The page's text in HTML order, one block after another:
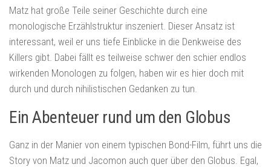
Matz hat große Teile seiner Geschichte durch eine
monologische Erzählstruktur inszeniert. Dieser Ansatz ist
interessant, weil er uns tiefe Einblicke in die Denkweise des
Killers gibt. Dabei fällt es teilweise schwer den schier endlos
wirkenden Monologen zu folgen, haben wir es hier doch mit
durch und durch nihilistischen Gedanken zu tun.
Ein Abenteuer rund um den Globus
Ganz in der Manier von einem typischen Bond-Film, führt uns die
Story von Matz und Jacomon auch quer über den Globus. Egal,